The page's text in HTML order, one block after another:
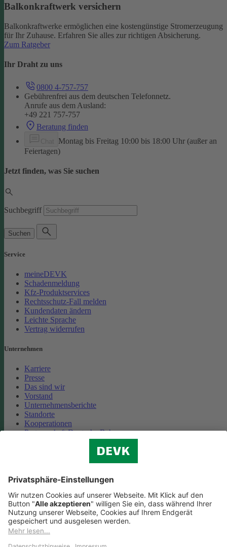
Balkonkraftwerk versichern
Balkonkraftwerke ermöglichen eine kostengünstige Stromerzeugung
für Ihr Zuhause. Erfahren Sie alles zur richtigen Absicherung.
Zum Ratgeber
Ihr Draht zu uns
0800 4-757-757
Gebührenfrei aus dem deutschen Telefonnetz.
Anrufe aus dem Ausland:
+49 221 757-757
Beratung finden
Montag bis Freitag 10:00 bis 18:00 Uhr (außer an
Feiertagen)
Jetzt finden, was Sie suchen
Suchbegriff
Suchen
Service
meineDEVK
Schadenmeldung
Kfz-Produktservices
Rechtsschutz-Fall melden
Kundendaten ändern
Leichte Sprache
Vertrag widerrufen
Unternehmen
Karriere
Presse
Das sind wir
Vorstand
Unternehmensberichte
Standorte
Kooperationen
Partnerschaft Deutsche Bahn
Cookie-Einstellungen
Datenschutz
Impressum
Streitbeilegung